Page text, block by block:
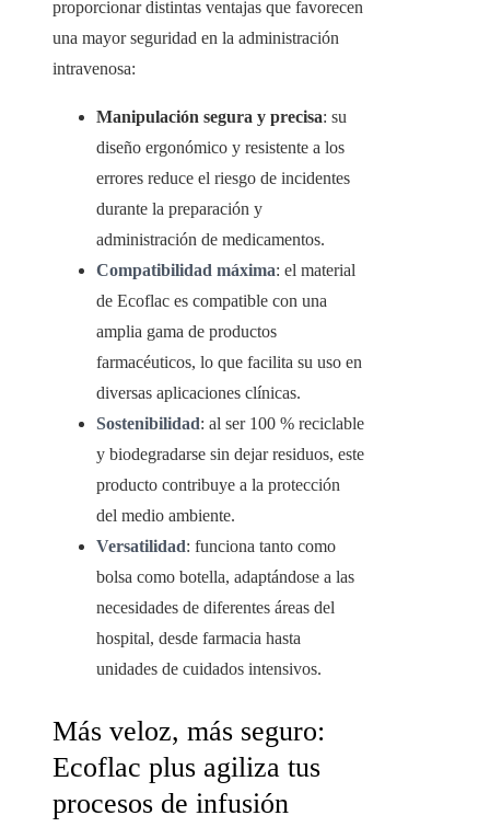
proporcionar distintas ventajas que favorecen
una mayor seguridad en la administración
intravenosa:
Manipulación segura y precisa: su
diseño ergonómico y resistente a los
errores reduce el riesgo de incidentes
durante la preparación y
administración de medicamentos.
Compatibilidad máxima: el material
de Ecoflac es compatible con una
amplia gama de productos
farmacéuticos, lo que facilita su uso en
diversas aplicaciones clínicas.
Sostenibilidad: al ser 100 % reciclable
y biodegradarse sin dejar residuos, este
producto contribuye a la protección
del medio ambiente.
Versatilidad: funciona tanto como
bolsa como botella, adaptándose a las
necesidades de diferentes áreas del
hospital, desde farmacia hasta
unidades de cuidados intensivos.
Más veloz, más seguro:
Ecoflac plus agiliza tus
procesos de infusión